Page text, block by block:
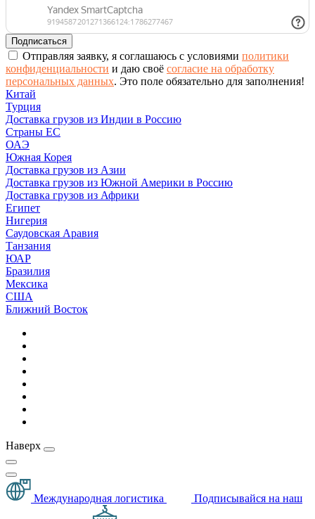
Отправляя заявку, я соглашаюсь с условиями политики
конфиденциальности и даю своё согласие на обработку
персональных данных. Это поле обязательно для заполнения!
Китай
Турция
Доставка грузов из Индии в Россию
Страны ЕС
ОАЭ
Южная Корея
Доставка грузов из Азии
Доставка грузов из Южной Америки в Россию
Доставка грузов из Африки
Египет
Нигерия
Саудовская Аравия
Танзания
ЮАР
Бразилия
Мексика
США
Ближний Восток
Наверх
Международная логистика Подписывайся на наш